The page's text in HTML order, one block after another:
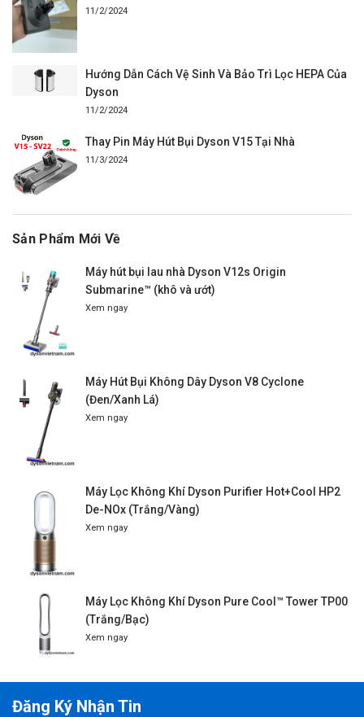
11/2/2024
Hướng Dẫn Cách Vệ Sinh Và Bảo Trì Lọc HEPA Của
Dyson
11/2/2024
Thay Pin Máy Hút Bụi Dyson V15 Tại Nhà
11/3/2024
Sản Phẩm Mới Về
Máy hút bụi lau nhà Dyson V12s Origin
Submarine™ (khô và ướt)
Xem ngay
Máy Hút Bụi Không Dây Dyson V8 Cyclone
(Đen/Xanh Lá)
Xem ngay
Máy Lọc Không Khí Dyson Purifier Hot+Cool HP2
De-NOx (Trắng/Vàng)
Xem ngay
Máy Lọc Không Khí Dyson Pure Cool™ Tower TP00
(Trắng/Bạc)
Xem ngay
Đăng Ký Nhận Tin